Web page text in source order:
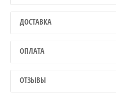
ДОСТАВКА
ОПЛАТА
ОТЗЫВЫ